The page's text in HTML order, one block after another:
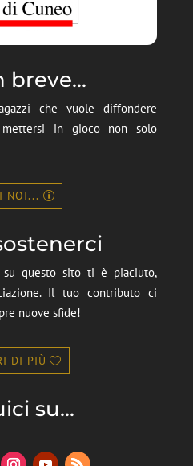
breve...
che vuole diffondere
in gioco non solo
NOI...
questo sito ti è piaciuto,
Il tuo contributo ci
nuove sfide!
DI PIÙ
su...